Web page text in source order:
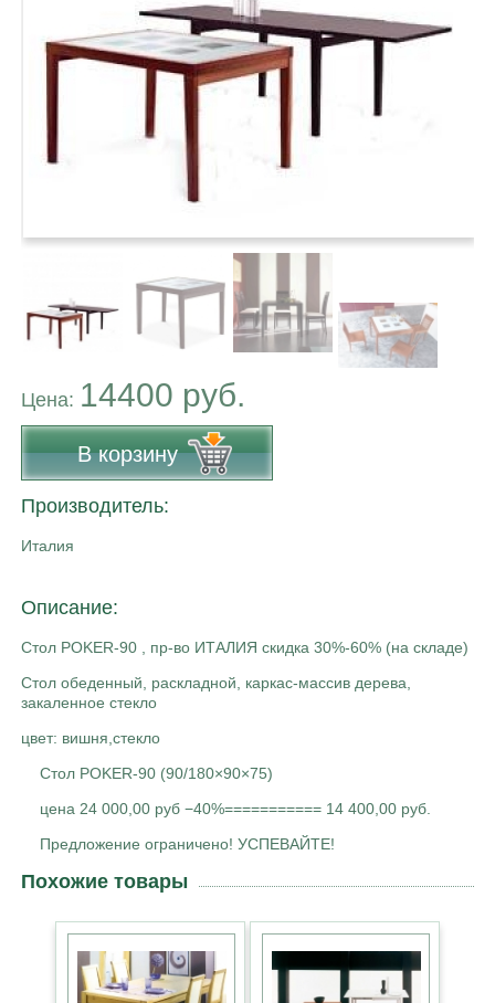
Цена: 14400 руб.
В корзину
Производитель:
Италия
Описание:
Стол POKER-90 , пр-во ИТАЛИЯ скидка 30%-60% (на складе)
Стол обеденный, раскладной, каркас-массив дерева,
закаленное стекло
цвет: вишня,стекло
Стол POKER-90 (90/180×90×75)
цена 24 000,00 руб −40%=========== 14 400,00 руб.
Предложение ограничено! УСПЕВАЙТЕ!
Похожие товары